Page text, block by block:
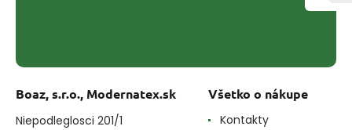
Boaz, s.r.o., Modernatex.sk
Niepodleglosci 201/1
Všetko o nákupe
Kontakty